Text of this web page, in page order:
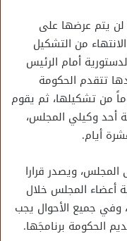
لن يتم عرضها على
من التشكيل
أمام الرئيس
تتقدم الحكومة
إلى مجلس النواب خلال 20 يوماً من تشكيلها، ثم يقوم
أحد وكيلي المجلس،
أيام.
ويصدر قرارا
أعضاء المجلس خلال
وفي جميع الأحوال يجب